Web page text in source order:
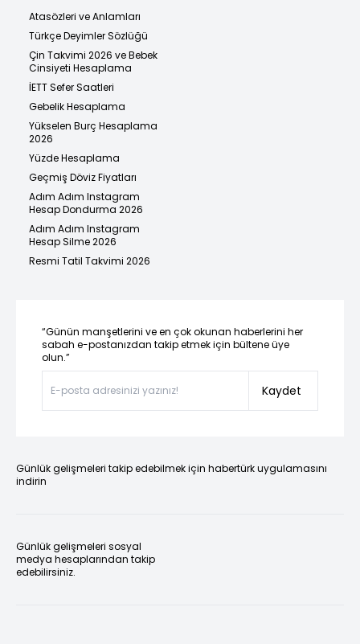
Atasözleri ve Anlamları
Türkçe Deyimler Sözlüğü
Çin Takvimi 2026 ve Bebek
Cinsiyeti Hesaplama
İETT Sefer Saatleri
Gebelik Hesaplama
Yükselen Burç Hesaplama
2026
Yüzde Hesaplama
Geçmiş Döviz Fiyatları
Adım Adım Instagram
Hesap Dondurma 2026
Adım Adım Instagram
Hesap Silme 2026
Resmi Tatil Takvimi 2026
“Günün manşetlerini ve en çok okunan haberlerini her
sabah e-postanızdan takip etmek için bültene üye
olun.”
Kaydet
Günlük gelişmeleri takip edebilmek için habertürk uygulamasını
indirin
Günlük gelişmeleri sosyal
medya hesaplarından takip
edebilirsiniz.